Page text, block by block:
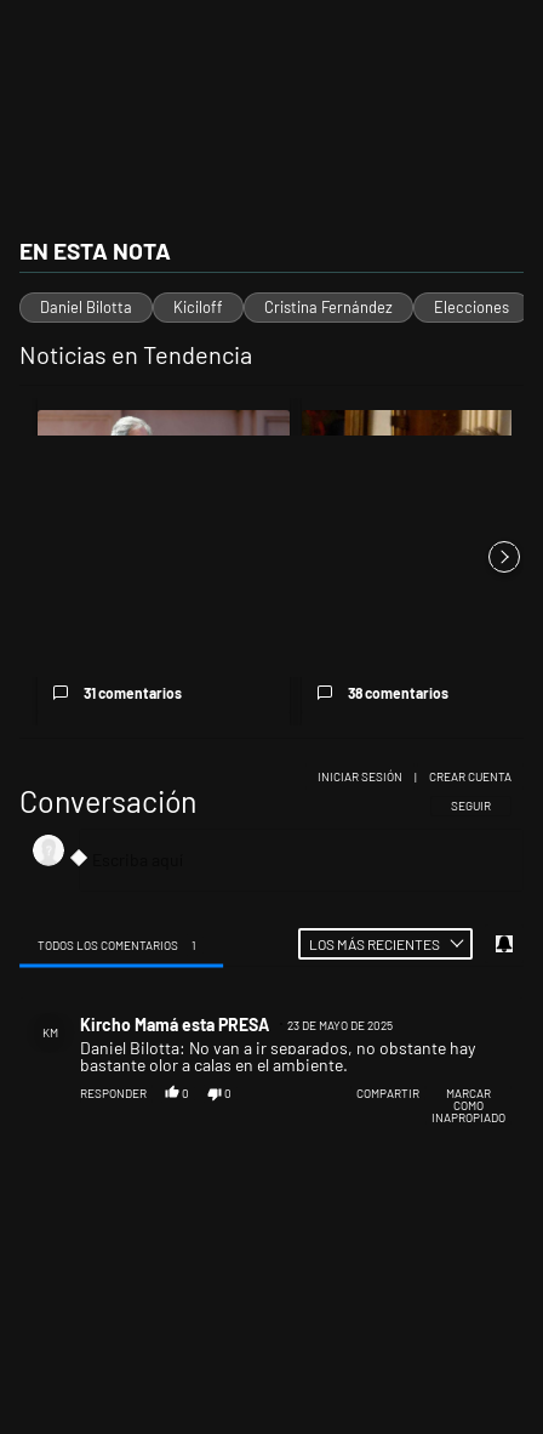
EN ESTA NOTA
Daniel Bilotta Kiciloff Cristina Fernández Elecciones
Noticias en Tendencia
Un artículo de tendencia con el título "Las incosistencias de
31 comentarios
Un artículo de tendencia con el
38 comentarios
Conversación SIGA ESTA
SEGUIR
INICIAR SESIÓN | CREAR CUENTA
TODOS LOS COMENTARIOS 1 LOS MÁS RECIENTES
KM Kircho Mamá esta PRESA 23 DE MAYO DE 2025
Daniel Bilotta: No van a ir separados, no obstante hay
bastante olor a calas en el ambiente.
RESPONDER 0 0 COMPARTIR
MARCAR
COMO
INAPROPIADO